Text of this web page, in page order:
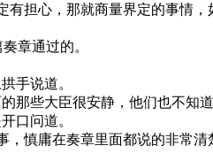
担心，那就商量界定的事情
章通过的。
手说道。
那些大臣很安静，他们也不知
口问道。
慎庸在奏章里面都说的非常